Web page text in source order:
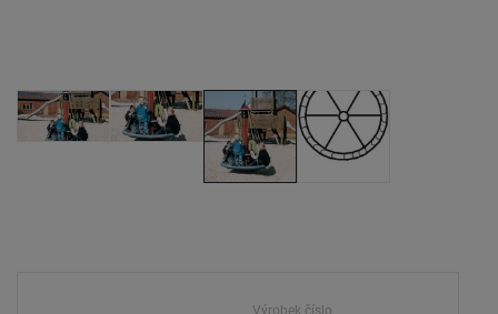
Výrobek číslo